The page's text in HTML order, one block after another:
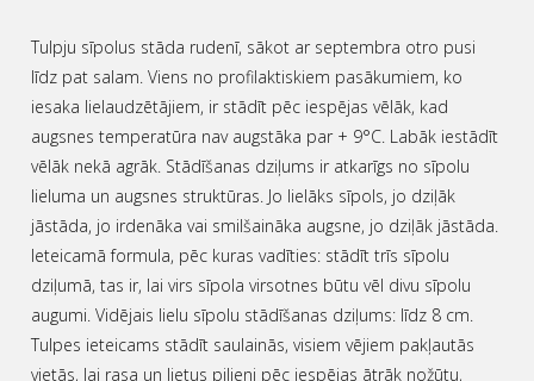
Tulpju sīpolus stāda rudenī, sākot ar septembra otro pusi
līdz pat salam. Viens no profilaktiskiem pasākumiem, ko
iesaka lielaudzētājiem, ir stādīt pēc iespējas vēlāk, kad
augsnes temperatūra nav augstāka par + 9°C. Labāk iestādīt
vēlāk nekā agrāk. Stādīšanas dziļums ir atkarīgs no sīpolu
lieluma un augsnes struktūras. Jo lielāks sīpols, jo dziļāk
jāstāda, jo irdenāka vai smilšaināka augsne, jo dziļāk jāstāda.
Ieteicamā formula, pēc kuras vadīties: stādīt trīs sīpolu
dziļumā, tas ir, lai virs sīpola virsotnes būtu vēl divu sīpolu
augumi. Vidējais lielu sīpolu stādīšanas dziļums: līdz 8 cm.
Tulpes ieteicams stādīt saulainās, visiem vējiem pakļautās
vietās, lai rasa un lietus pilieni pēc iespējas ātrāk nožūtu,